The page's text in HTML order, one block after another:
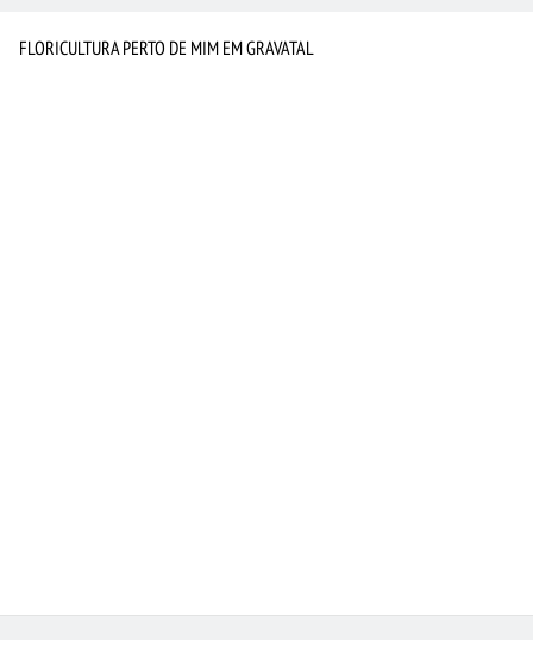
FLORICULTURA PERTO DE MIM EM GRAVATAL